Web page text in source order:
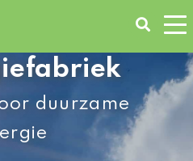
duurzame